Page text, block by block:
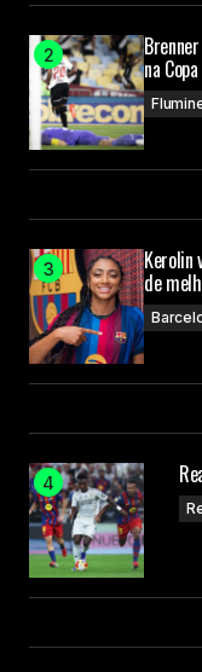
na
Kerolin
de